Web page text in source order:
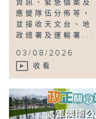
資訊、緊急個案及
應變隊伍分佈等，
並接收天文台、地
政總署及運輸署...
03/08/2026
收看